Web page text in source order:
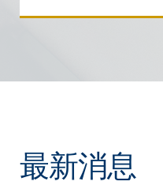
最新消息